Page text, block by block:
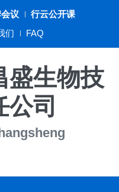
议
行云公开课
们 FAQ
盛生物技
司